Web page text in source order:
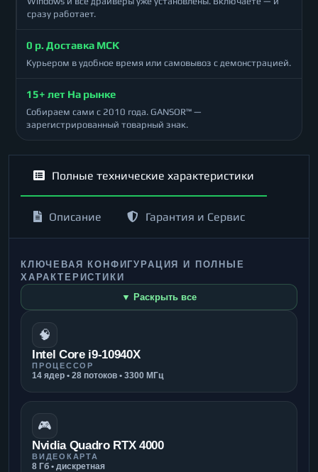
сразу работает.
0 р. Доставка МСК
Курьером в удобное время или самовывоз с демонстрацией.
15+ лет На рынке
Собираем сами с 2010 года. GANSOR™ —
зарегистрированный товарный знак.
Полные технические характеристики
Описание Гарантия и Сервис
КЛЮЧЕВАЯ КОНФИГУРАЦИЯ И ПОЛНЫЕ
ХАРАКТЕРИСТИКИ
▼ Раскрыть все
🧠
Intel Core i9-10940X
ПРОЦЕССОР
14 ядер • 28 потоков • 3300 МГц
🎮
Nvidia Quadro RTX 4000
ВИДЕОКАРТА
8 Гб • дискретная